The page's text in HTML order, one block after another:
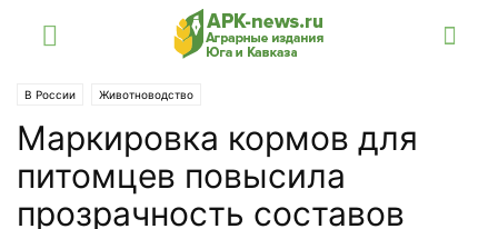
В России Животноводство
Маркировка кормов для
питомцев повысила
прозрачность составов